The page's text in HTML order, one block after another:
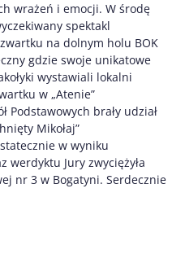
wrażeń i emocji. W środę
spektakl
na dolnym holu BOK
gdzie swoje unikatowe
wystawiali lokalni
w „Atenie”
Podstawowych brały udział
Mikołaj”
w wyniku
werdyktu Jury zwyciężyła
nr 3 w Bogatyni. Serdecznie